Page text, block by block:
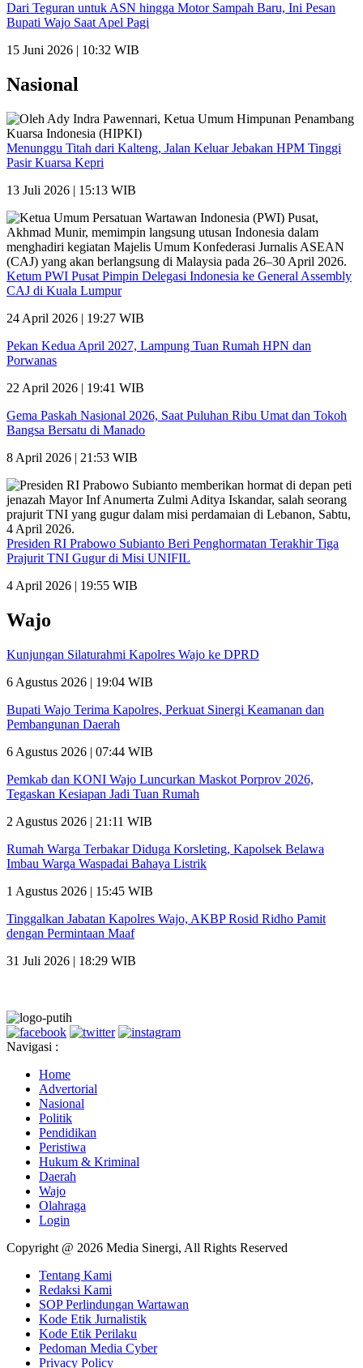
Dari Teguran untuk ASN hingga Motor Sampah Baru, Ini Pesan
Bupati Wajo Saat Apel Pagi
15 Juni 2026 | 10:32 WIB
Nasional
Menunggu Titah dari Kalteng, Jalan Keluar Jebakan HPM Tinggi
Pasir Kuarsa Kepri
13 Juli 2026 | 15:13 WIB
Ketum PWI Pusat Pimpin Delegasi Indonesia ke General Assembly
CAJ di Kuala Lumpur
24 April 2026 | 19:27 WIB
Pekan Kedua April 2027, Lampung Tuan Rumah HPN dan
Porwanas
22 April 2026 | 19:41 WIB
Gema Paskah Nasional 2026, Saat Puluhan Ribu Umat dan Tokoh
Bangsa Bersatu di Manado
8 April 2026 | 21:53 WIB
Presiden RI Prabowo Subianto Beri Penghormatan Terakhir Tiga
Prajurit TNI Gugur di Misi UNIFIL
4 April 2026 | 19:55 WIB
Wajo
Kunjungan Silaturahmi Kapolres Wajo ke DPRD
6 Agustus 2026 | 19:04 WIB
Bupati Wajo Terima Kapolres, Perkuat Sinergi Keamanan dan
Pembangunan Daerah
6 Agustus 2026 | 07:44 WIB
Pemkab dan KONI Wajo Luncurkan Maskot Porprov 2026,
Tegaskan Kesiapan Jadi Tuan Rumah
2 Agustus 2026 | 21:11 WIB
Rumah Warga Terbakar Diduga Korsleting, Kapolsek Belawa
Imbau Warga Waspadai Bahaya Listrik
1 Agustus 2026 | 15:45 WIB
Tinggalkan Jabatan Kapolres Wajo, AKBP Rosid Ridho Pamit
dengan Permintaan Maaf
31 Juli 2026 | 18:29 WIB
Navigasi :
Home
Advertorial
Nasional
Politik
Pendidikan
Peristiwa
Hukum & Kriminal
Daerah
Wajo
Olahraga
Login
Copyright @ 2026 Media Sinergi, All Rights Reserved
Tentang Kami
Redaksi Kami
SOP Perlindungan Wartawan
Kode Etik Jurnalistik
Kode Etik Perilaku
Pedoman Media Cyber
Privacy Policy